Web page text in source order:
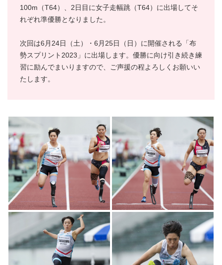
100m（T64）、2日目に女子走幅跳（T64）に出場してそ
れぞれ準優勝となりました。
次回は6月24日（土）・6月25日（日）に開催される「布
勢スプリント2023」に出場します。優勝に向け引き続き練
習に励んでまいりますので、ご声援の程よろしくお願いい
たします。